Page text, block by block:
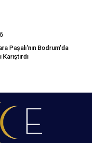
Paşalı'nın Bodrum'da